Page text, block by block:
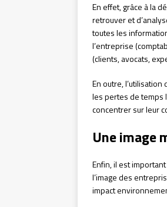
En effet, grâce à la
retrouver et
toutes les
l’entreprise
(clients, avocats,
En outre,
les pertes de temps
concentrer sur leur
Une image
Enfin, il est
l’image des
impact